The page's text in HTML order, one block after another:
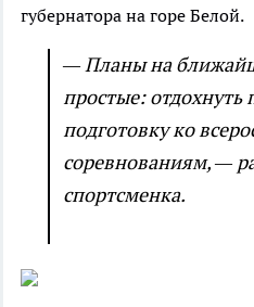
губернатора на горе Белой.
— Планы на
простые: отдохнуть
подготовку ко
соревнованиям, —
спортсменка.